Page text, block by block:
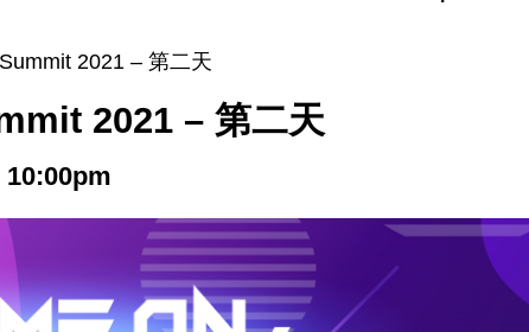
2021 – 第二天
2021 – 第二天
10:00pm